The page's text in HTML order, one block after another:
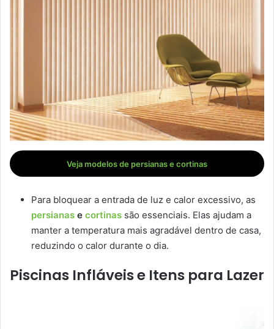
Veja modelos de persianas e cortinas
Para bloquear a entrada de luz e calor excessivo, as
persianas e cortinas são essenciais. Elas ajudam a
manter a temperatura mais agradável dentro de casa,
reduzindo o calor durante o dia.
Piscinas Infláveis e Itens para Lazer